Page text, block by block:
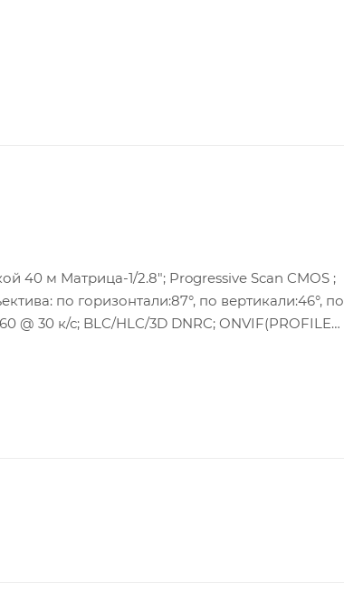
40 м Матрица-1/2.8"; Progressive Scan CMOS ;
по горизонтали:87°, по вертикали:46°, по
@ 30 к/с; BLC/HLC/3D DNRC; ONVIF(PROFILE